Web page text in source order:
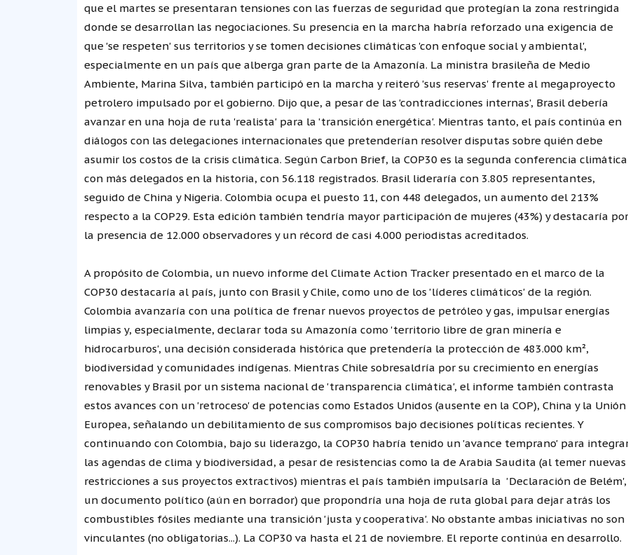
que el martes se presentaran tensiones con las fuerzas de seguridad que protegían la zona restringida
donde se desarrollan las negociaciones. Su presencia en la marcha habría reforzado una exigencia de
que 'se respeten' sus territorios y se tomen decisiones climáticas 'con enfoque social y ambiental',
especialmente en un país que alberga gran parte de la Amazonía. La ministra brasileña de Medio
Ambiente, Marina Silva, también participó en la marcha y reiteró 'sus reservas' frente al megaproyecto
petrolero impulsado por el gobierno. Dijo que, a pesar de las 'contradicciones internas', Brasil debería
avanzar en una hoja de ruta 'realista' para la 'transición energética'. Mientras tanto, el país continúa en
diálogos con las delegaciones internacionales que pretenderían resolver disputas sobre quién debe
asumir los costos de la crisis climática. Según Carbon Brief, la COP30 es la segunda conferencia climática
con más delegados en la historia, con 56.118 registrados. Brasil lideraría con 3.805 representantes,
seguido de China y Nigeria. Colombia ocupa el puesto 11, con 448 delegados, un aumento del 213%
respecto a la COP29. Esta edición también tendría mayor participación de mujeres (43%) y destacaría por
la presencia de 12.000 observadores y un récord de casi 4.000 periodistas acreditados.
A propósito de Colombia, un nuevo informe del Climate Action Tracker presentado en el marco de la
COP30 destacaría al país, junto con Brasil y Chile, como uno de los 'líderes climáticos' de la región.
Colombia avanzaría con una política de frenar nuevos proyectos de petróleo y gas, impulsar energías
limpias y, especialmente, declarar toda su Amazonía como 'territorio libre de gran minería e
hidrocarburos', una decisión considerada histórica que pretendería la protección de 483.000 km²,
biodiversidad y comunidades indígenas. Mientras Chile sobresaldría por su crecimiento en energías
renovables y Brasil por un sistema nacional de 'transparencia climática', el informe también contrasta
estos avances con un 'retroceso' de potencias como Estados Unidos (ausente en la COP), China y la Unión
Europea, señalando un debilitamiento de sus compromisos bajo decisiones políticas recientes. Y
continuando con Colombia, bajo su liderazgo, la COP30 habría tenido un 'avance temprano' para
las agendas de clima y biodiversidad, a pesar de resistencias como la de Arabia Saudita (al temer nuevas
restricciones a sus proyectos extractivos) mientras el país también impulsaría la 'Declaración de Belém',
un documento político (aún en borrador) que propondría una hoja de ruta global para dejar atrás los
combustibles fósiles mediante una transición 'justa y cooperativa'. No obstante ambas iniciativas no son
vinculantes (no obligatorias...). La COP30 va hasta el 21 de noviembre. El reporte continúa en desarrollo.